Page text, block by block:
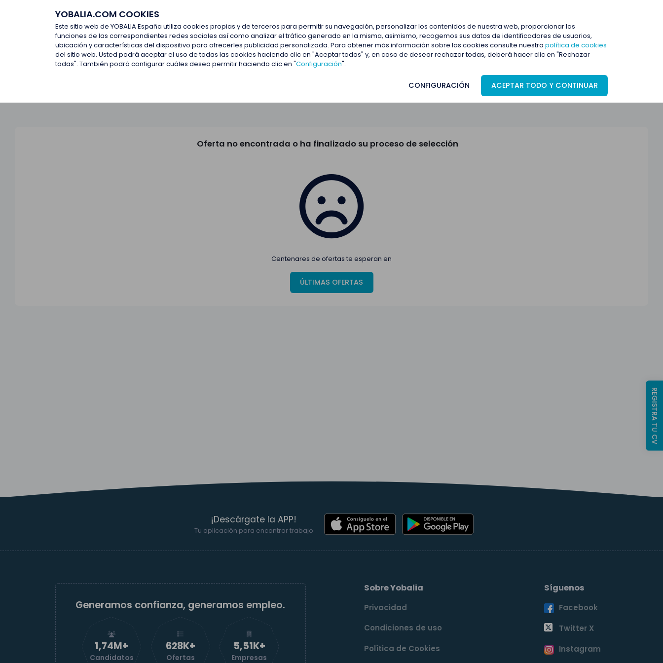
YOBALIA.COM COOKIES
Este sitio web de YOBALIA España utiliza cookies propias y de terceros para permitir su navegación, personalizar los contenidos de nuestra web, proporcionar las
funciones de las correspondientes redes sociales así como analizar el tráfico generado en la misma, asimismo, recogemos sus datos de identificadores de usuarios,
ubicación y características del dispositivo para ofrecerles publicidad personalizada. Para obtener más información sobre las cookies consulte nuestra política de cookies
del sitio web. Usted podrá aceptar el uso de todas las cookies haciendo clic en "Aceptar todas" y, en caso de desear rechazar todas, deberá hacer clic en "Rechazar
todas". También podrá configurar cuáles desea permitir haciendo clic en "Configuración".
CONFIGURACIÓN ACEPTAR TODO Y CONTINUAR
Últimas ofertas
Últimas ofertas
Oferta no encontrada o ha finalizado su proceso de selección
Centenares de ofertas te esperan en
ÚLTIMAS OFERTAS
¡Descárgate la APP!
Tu aplicación para encontrar trabajo
Generamos confianza, generamos empleo.
1,74M+
Candidatos
629K+
Ofertas
5,51K+
Empresas
Sobre Yobalia
Privacidad
Condiciones de uso
Política de Cookies
Síguenos
Facebook
Twitter X
Instagram
REGISTRA TU CV